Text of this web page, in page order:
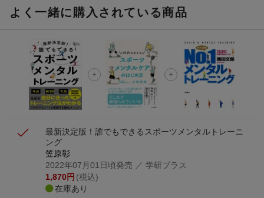
ト山分け
楽天モバイル紹介キャンペーンの拡散で300円OFFクーポン
進呈
条件達成で楽天限定・宝塚歌劇 宙組貸切公演ペアチケット
が当たる
よく一緒に購入されている商品
最新決定版！誰でもできるスポーツメンタルトレーニ
ング
笠原彰
2022年07月01日頃発売 ／ 学研プラス
1,870円 (税込)
在庫あり